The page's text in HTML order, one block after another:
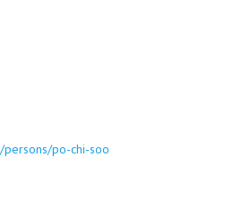
po-chi-soo